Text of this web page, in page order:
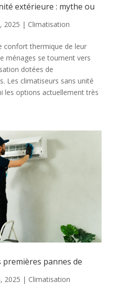
extérieure : mythe ou
2025 | Climatisation
confort thermique de leur
ménages se tournent vers
dotées de
Les climatiseurs sans unité
les options actuellement très
premières pannes de
2025 | Climatisation